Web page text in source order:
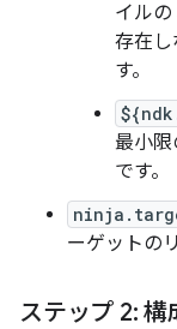
イルの
存在し
す。
最小限
です。
ーゲットの
ステップ 2: